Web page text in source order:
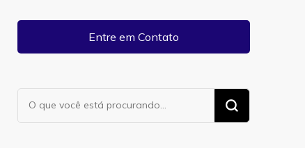
Entre em Contato
Procurando
algo?